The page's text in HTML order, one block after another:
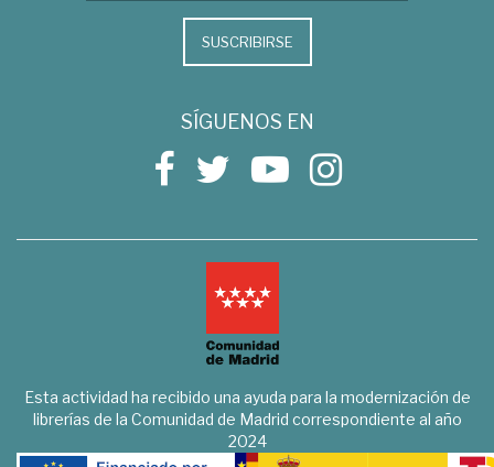
SUSCRIBIRSE
SÍGUENOS EN
Esta actividad ha recibido una ayuda para la modernización de
librerías de la Comunidad de Madrid correspondiente al año
2024